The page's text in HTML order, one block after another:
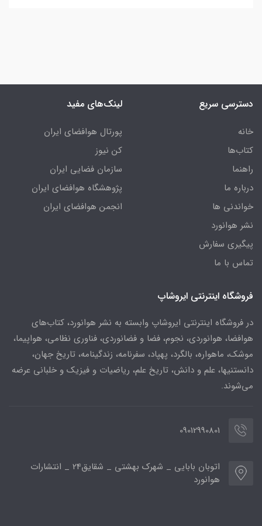
دسترسی سریع
خانه
کتاب‌ها
راهنما
درباره ما
خواندنی ها
نشر هوانورد
پیگیری سفارش
تماس با ما
لینک‌های مفید
پورتال هوافضای ایران
کن نیوز
سازمان فضایی ایران
پژوهشگاه هوافضای ایران
انجمن هوافضای ایران
فروشگاه اینترنتی ایروشاپ
در فروشگاه اینترنتی ایروشاپ وابسته به نشر هوانورد، کتاب‌های
هوافضا، هوانوردی، نجوم، فضا و فضانوردی، فناوری نظامی، هواپیما،
موشک، ماهواره، بالگرد، پهپاد، سفرنامه، زندگینامه، تاریخ جهان،
دانستنیها، علم و دانش، تاریخ علم، ریاضیات و فیزیک و خلبانی عرضه
می‌شوند.
09012990801
اتوبان بابایی _ شهرک بهشتی _ شقایق24 _ انتشارات
هوانورد